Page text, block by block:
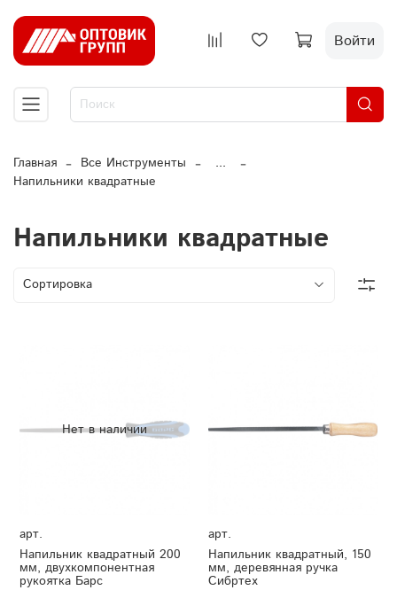
Войти
Главная Все Инструменты
...
Напильники квадратные
Напильники квадратные
Нет в наличии
арт.
Напильник квадратный 200
мм, двухкомпонентная
рукоятка Барс
арт.
Напильник квадратный, 150
мм, деревянная ручка
Сибртех